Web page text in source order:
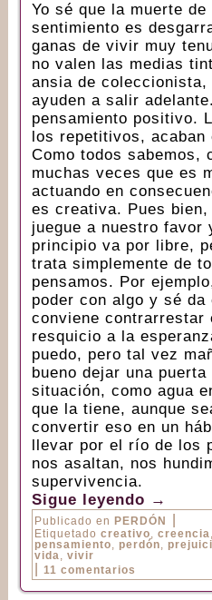
Yo sé que la muerte
sentimiento es
ganas de vivir muy
no valen las medias
ansia de
ayuden a salir
pensamiento positivo.
los repetitivos, acaban
Como todos sabemos,
muchas veces que es
actuando en
es creativa. Pues
juegue a nuestro favor
principio va por libre,
trata simplemente de
pensamos. Por
poder con algo y sé
conviene contrarrestar
resquicio a la
puedo, pero tal vez
bueno dejar una
situación, como agua
que la tiene, aunque
convertir eso en un
llevar por el río de los
nos asaltan, nos
supervivencia.
Sigue leyendo →
Publicado en PERDÓN
Etiquetado creativo, creencia
pensamiento, perdón,
vida, vivir
11 comentarios